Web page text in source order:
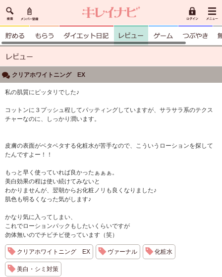
クリアホワイトニング EX
私の肌質にピッタリでした♪
コットンに３プッシュ程してパッティングしていますが、サラサラ系のテクス
チャーなのに、しっかり潤います。
皮膚の表面がベタベタする化粧水が苦手なので、こういうローションを探して
たんですよー！！
もっと早く使っていれば良かったぁぁぁ。
美白効果の程は使い続けてみないと
わかりませんが、翌朝からお化粧ノリも良くなりました♪
肌色も明るくなった気がします♪
かなり気に入ってしまい、
これでローションパックもしたいくらいですが
勿体無いのでチビチビ使っています（笑）
クリアホワイトニング EX ヴァーナル 化粧水
美白・シミ対策